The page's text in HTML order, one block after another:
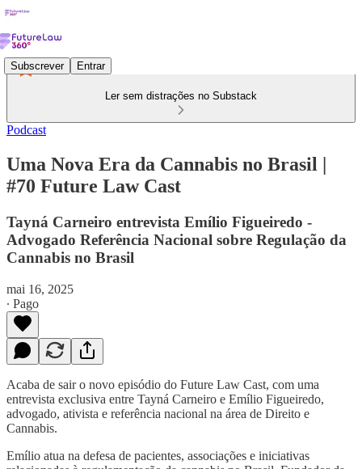
Subscrever Entrar
Ler sem distrações no Substack
Podcast
Uma Nova Era da Cannabis no Brasil |
#70 Future Law Cast
Tayná Carneiro entrevista Emílio Figueiredo -
Advogado Referência Nacional sobre Regulação da
Cannabis no Brasil
mai 16, 2025
∙ Pago
Acaba de sair o novo episódio do Future Law Cast, com uma
entrevista exclusiva entre Tayná Carneiro e Emílio Figueiredo,
advogado, ativista e referência nacional na área de Direito e
Cannabis.
Emílio atua na defesa de pacientes, associações e iniciativas